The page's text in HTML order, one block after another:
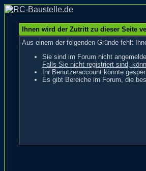
Ihnen wird der Zutritt zu dieser Seite
Aus einem der folgenden Gründe fehlt
Sie sind im Forum nicht
Falls Sie nicht registriert sind,
Ihr Benutzeraccount könnte
Es gibt Bereiche im Forum, die